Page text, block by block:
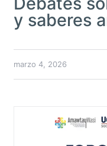
y saberes
marzo 4, 2026